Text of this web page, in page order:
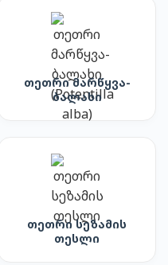
თეთრი მარწყვა-
ბალახი
თეთრი სეზამის
თესლი